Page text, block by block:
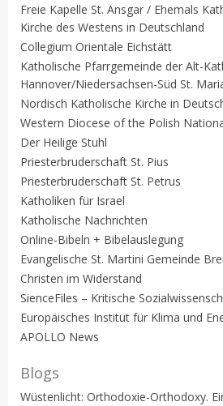
Freie Kapelle St. Ansgar / Ehemals
Kirche des Westens in Deutschland
Collegium Orientale Eichstätt
Katholische Pfarrgemeinde der Alt-
Hannover/Niedersachsen-Süd St.
Nordisch Katholische Kirche in
Western Diocese of the Polish
Der Heilige Stuhl
Priesterbruderschaft St. Pius
Priesterbruderschaft St. Petrus
Katholiken für Israel
Katholische Nachrichten
Online-Bibeln + Bibelauslegung
Evangelische St. Martini Gemeinde
Christen im Widerstand
SienceFiles – Kritische
Europäisches Institut für Klima und
APOLLO News
Blogs
Wüstenlicht: Orthodoxie-Orthodoxy.